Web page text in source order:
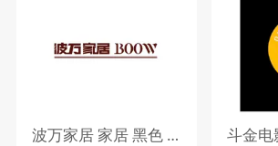
波万家居 家居 黑色 时尚 大方